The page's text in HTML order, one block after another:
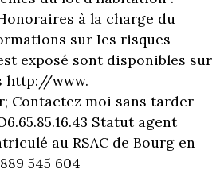
à la charge du
sur Ies risques
exposé sont disponibles sur
http://www.
Contactez moi sans tarder
Statut agent
au RSAC de Bourg en
545 604